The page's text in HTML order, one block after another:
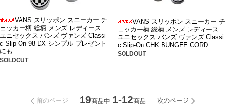
VANS スリッポン スニーカー チ
ェッカー柄 総柄 メンズ レディース
ユニセックス バンズ ヴァンズ Classi
c Slip-On 98 DX シンプル プレゼント
にも
SOLDOUT
VANS スリッポン スニーカー チ
ェッカー柄 総柄 メンズ レディース
ユニセックス バンズ ヴァンズ Classi
c Slip-On CHK BUNGEE CORD
SOLDOUT
前のページ 19商品中 1-12商品 次のページ